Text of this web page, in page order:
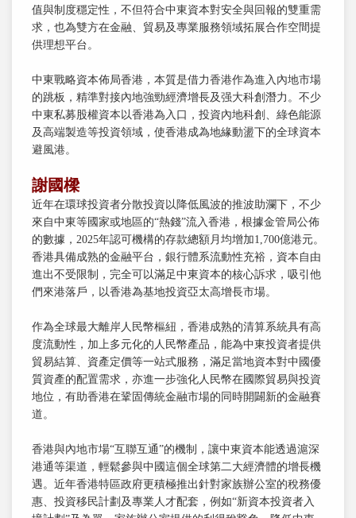
值與制度穩定性，不但符合中東資本對安全與回報的雙重需
求，也為雙方在金融、貿易及專業服務領域拓展合作空間提
供理想平台。
中東戰略資本佈局香港，本質是借力香港作為進入內地市場
的跳板，精準對接內地強勁經濟增長及强大科創潛力。不少
中東私募股權資本以香港為入口，投資內地科創、綠色能源
及高端製造等投資領域，使香港成為地緣動盪下的全球資本
避風港。
謝國樑
近年在環球投資者分散投資以降低風波的推波助瀾下，不少
來自中東等國家或地區的“熱錢”流入香港，根據金管局公佈
的數據，2025年認可機構的存款總額月均增加1,700億港元。
香港具備成熟的金融平台，銀行體系流動性充裕，資本自由
進出不受限制，完全可以滿足中東資本的核心訴求，吸引他
們來港落戶，以香港為基地投資亞太高增長市場。
作為全球最大離岸人民幣樞紐，香港成熟的清算系統具有高
度流動性，加上多元化的人民幣產品，能為中東投資者提供
貿易結算、資產定價等一站式服務，滿足當地資本對中國優
質資產的配置需求，亦進一步強化人民幣在國際貿易與投資
地位，有助香港在鞏固傳統金融市場的同時開闢新的金融賽
道。
香港與內地市場“互聯互通”的機制，讓中東資本能透過滬深
港通等渠道，輕鬆參與中國這個全球第二大經濟體的增長機
遇。近年香港特區政府更積極推出針對家族辦公室的稅務優
惠、投資移民計劃及專業人才配套，例如“新資本投資者入